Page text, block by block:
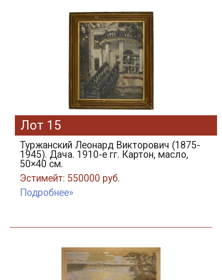
Лот 15
Туржанский Леонард Викторович (1875-
1945). Дача. 1910-е гг. Картон, масло,
50×40 см.
Эстимейт: 550000 руб.
Подробнее»